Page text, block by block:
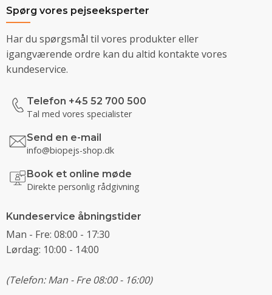
Spørg vores pejseeksperter
Har du spørgsmål til vores produkter eller
igangværende ordre kan du altid kontakte vores
kundeservice.
Telefon +45 52 700 500
Tal med vores specialister
Send en e-mail
info@biopejs-shop.dk
Book et online møde
Direkte personlig rådgivning
Kundeservice åbningstider
Man - Fre: 08:00 - 17:30
Lørdag: 10:00 - 14:00
(Telefon: Man - Fre 08:00 - 16:00)